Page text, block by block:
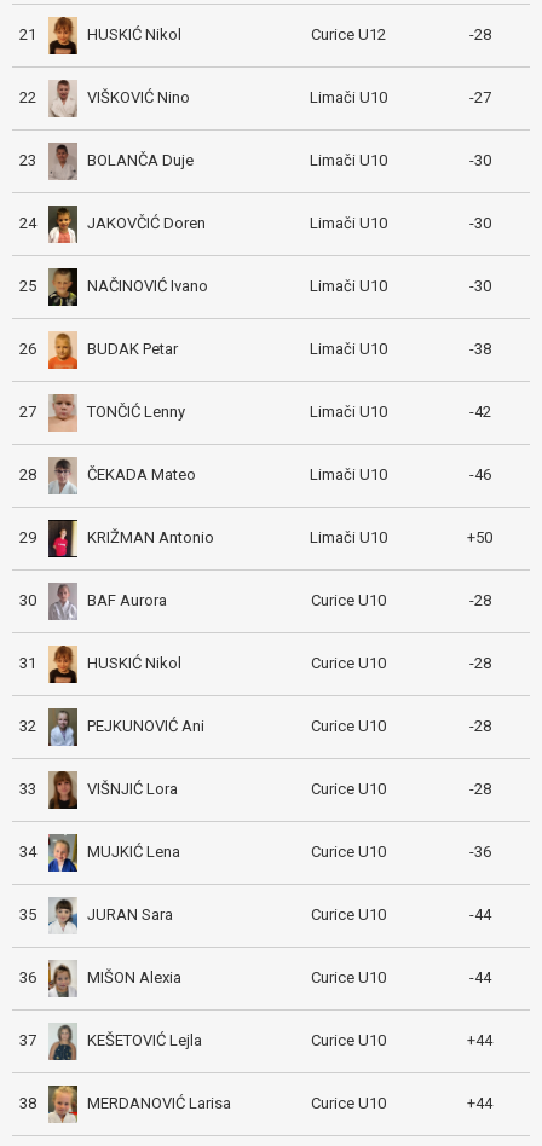
21 HUSKIĆ Nikol Curice U12 -28
22 VIŠKOVIĆ Nino Limači U10 -27
23 BOLANČA Duje Limači U10 -30
24 JAKOVČIĆ Doren Limači U10 -30
25 NAČINOVIĆ Ivano Limači U10 -30
26 BUDAK Petar Limači U10 -38
27 TONČIĆ Lenny Limači U10 -42
28 ČEKADA Mateo Limači U10 -46
29 KRIŽMAN Antonio Limači U10 +50
30 BAF Aurora Curice U10 -28
31 HUSKIĆ Nikol Curice U10 -28
32 PEJKUNOVIĆ Ani Curice U10 -28
33 VIŠNJIĆ Lora Curice U10 -28
34 MUJKIĆ Lena Curice U10 -36
35 JURAN Sara Curice U10 -44
36 MIŠON Alexia Curice U10 -44
37 KEŠETOVIĆ Lejla Curice U10 +44
38 MERDANOVIĆ Larisa Curice U10 +44